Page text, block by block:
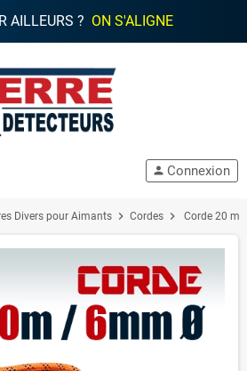
AILLEURS ? ON S'ALIGNE
person Connexion
Divers pour Aimants chevron_right Cordes chevron_right Corde 20 m